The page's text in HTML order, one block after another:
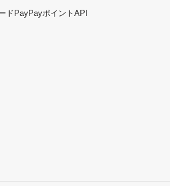
ド PayPayポイントAPI